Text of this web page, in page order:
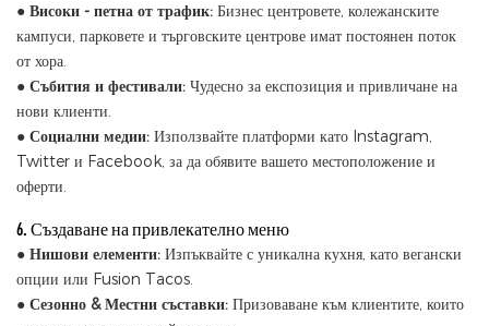
● Високи - петна от трафик: Бизнес центровете, колежанските
кампуси, парковете и търговските центрове имат постоянен поток
от хора.
● Събития и фестивали: Чудесно за експозиция и привличане на
нови клиенти.
● Социални медии: Използвайте платформи като Instagram,
Twitter и Facebook, за да обявите вашето местоположение и
оферти.
6. Създаване на привлекателно меню
● Нишови елементи: Изпъквайте с уникална кухня, като вегански
опции или Fusion Tacos.
● Сезонно & Местни съставки: Призоваване към клиентите, които